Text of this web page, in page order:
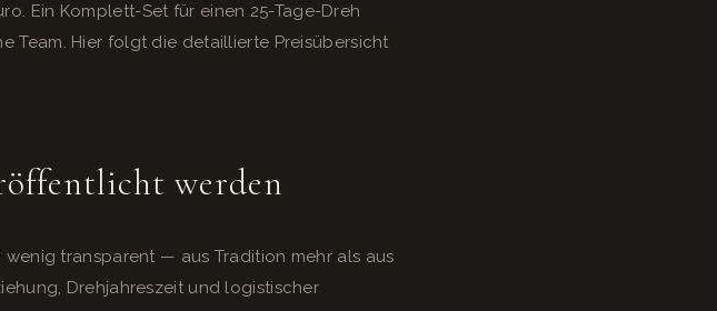
Ein Komplett-Set für einen 25-Tage-Dreh
Team. Hier folgt die detaillierte Preisübersicht
werden
wenig transparent — aus Tradition mehr als aus
Drehjahreszeit und logistischer